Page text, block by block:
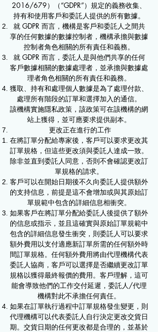
2016/679）（“GDPR”）規定的義務收集、
持有和使用客戶和委託人提供的所有數據。
就 GDPR 而言，機構是客戶和委託人之間共
享的任何數據的數據控制者，機構承擔與數據
控制者角色相關的所有責任和義務。
就 GDPR 而言，委託人是與他們共享的任何
客戶數據相關的數據處理者，並承擔與數據處
理者角色相關的所有責任和義務。
獲取、持有和處理個人數據是為了處理付款、
處理所有階段的訂單和選擇加入的通信。
該機構實施隱私政策，該政策可在該機構的網
站上獲得，並可應要求提供副本。
更改正在進行的工作
在將訂單分配給專家後，客戶可以要求更改其
訂單規格，但這些更改須與委託人達成一致。
除非並直到委託人同意，否則不會確認更改訂
單規格的請求。
客戶可以在開始日期後不久向委託人提供額外
的支持信息，前提是這不會增加或與其原始訂
單規範中包含的詳細信息相衝突。
如果客戶在將訂單分配給委託人後提供了額外
的信息或指示，並且這確實與原始訂單規範中
包含的詳細信息發生衝突，則委託人可以要求
額外費用以支付適應新訂單所需的任何額外時
間訂單規格。任何額外費用將由代理機構代表
委託人協商，客戶可以選擇是否繼續更改訂單
規格以獲得最終報價的費用。客戶理解，這可
能會導致他們的工作交付延遲，委託人/代理
機構對此不承擔任何責任。
如果在訂單執行過程中訂單規格發生變更，則
代理機構可以代表委託人自行決定更改交貨日
期。交貨日期的任何更改都是合理的，並基於